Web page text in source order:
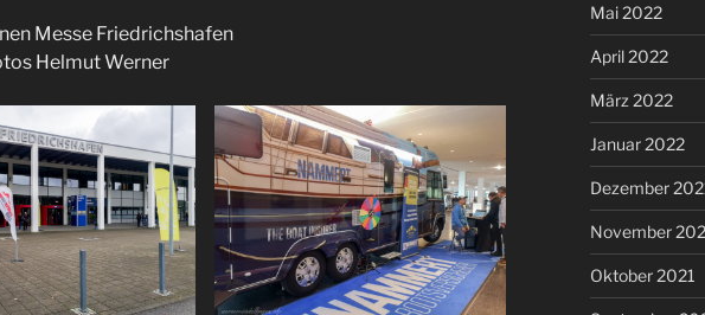
Messe Friedrichshafen
Helmut Werner
Mai 2022
April 2022
März 2022
Januar 2022
Dezember
November
Oktober 2021